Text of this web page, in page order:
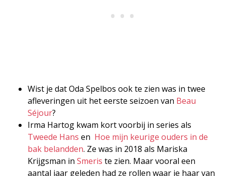
Wist je dat Oda Spelbos ook te zien was in twee
afleveringen uit het eerste seizoen van Beau
Séjour?
Irma Hartog kwam kort voorbij in series als
Tweede Hans en Hoe mijn keurige ouders in de
bak belandden. Ze was in 2018 als Mariska
Krijgsman in Smeris te zien. Maar vooral een
aantal jaar geleden had ze rollen waar je haar van